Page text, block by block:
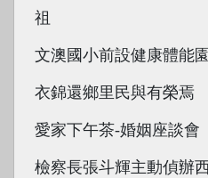
祖
文澳國小前設健康體能
衣錦還鄉里民與有榮焉
愛家下午茶-婚姻座談會
檢察長張斗輝主動偵辦